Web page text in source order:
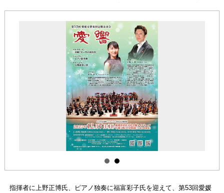
指揮者に上野正博氏、ピアノ独奏に福富彩子氏を迎えて、第53回愛媛